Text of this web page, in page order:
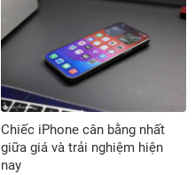
Chiếc iPhone cân bằng nhất
giữa giá và trải nghiệm hiện
nay